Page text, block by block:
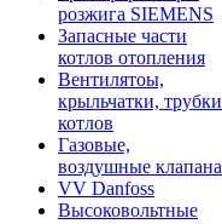
розжига SIEMENS
Запасные части
котлов отопления
Вентилятоы,
крыльчатки, трубки
котлов
Газовые,
воздушные клапана
VV Danfoss
Высоковольтные